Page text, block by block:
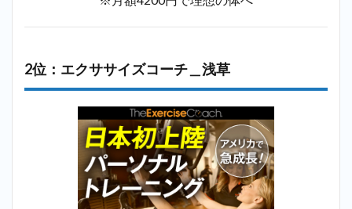
2位：エクササイズコーチ＿浅草